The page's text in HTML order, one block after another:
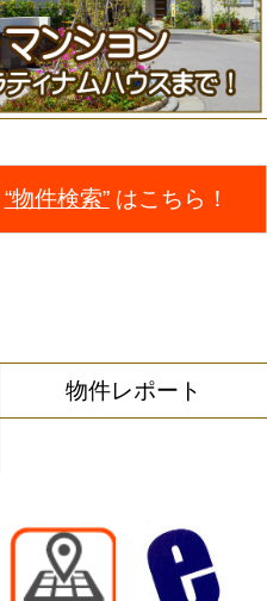
“物件検索” はこちら！
物件レポート